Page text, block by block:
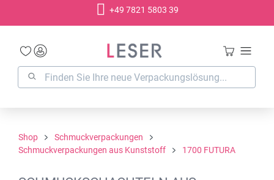
+49 7821 5803 39
Shop
Schmuckverpackungen
Schmuckverpackungen aus Kunststoff
1700 FUTURA